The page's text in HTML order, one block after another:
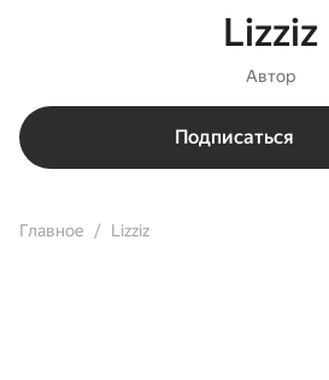
Lizziz
Автор
Подписаться
Главное Lizziz